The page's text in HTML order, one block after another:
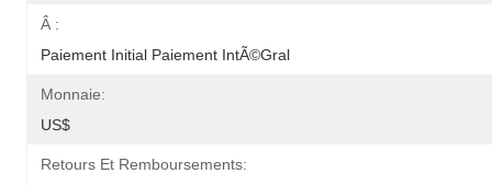
Â :
Paiement Initial Paiement IntÃ©gral
Monnaie:
US$
Retours Et Remboursements: